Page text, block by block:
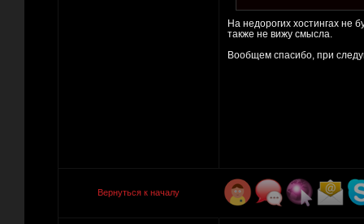
На недорогих хостингах не
также не вижу смысла.
Вообщем спасибо, при
Вернуться к началу